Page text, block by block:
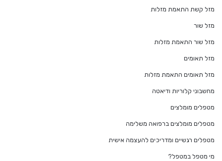
מזל קשת התאמת מזלות
מזל שור
מזל שור התאמת מזלות
מזל תאומים
מזל תאומים התאמת מזלות
מחשבוני קלוריות ודיאטה
מטפלים מומלצים
מטפלים מומלצים ברפואה משלימה
מטפלים רגשיים ומדריכים להעצמה אישית
מי מטפל במטפל?